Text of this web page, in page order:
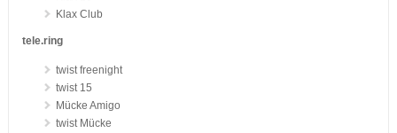
Klax Club
tele.ring
twist freenight
twist 15
Mücke Amigo
twist Mücke